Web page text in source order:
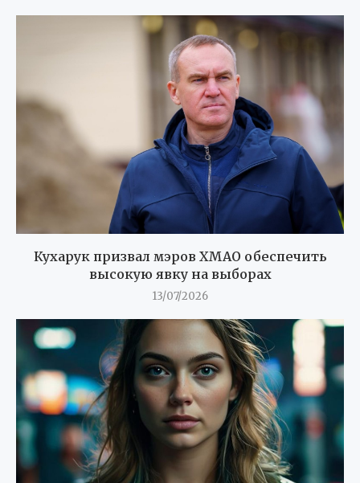
Кухарук призвал мэров ХМАО обеспечить
высокую явку на выборах
13/07/2026